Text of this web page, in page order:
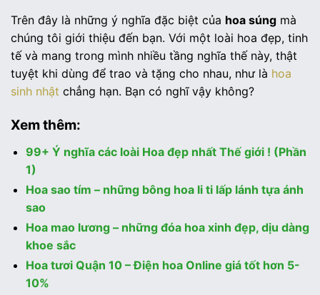
Trên đây là những ý nghĩa đặc biệt của hoa súng mà
chúng tôi giới thiệu đến bạn. Với một loài hoa đẹp, tinh
tế và mang trong mình nhiều tầng nghĩa thế này, thật
tuyệt khi dùng để trao và tặng cho nhau, như là hoa
sinh nhật chẳng hạn. Bạn có nghĩ vậy không?
Xem thêm:
99+ Ý nghĩa các loài Hoa đẹp nhất Thế giới ! (Phần
1)
Hoa sao tím – những bông hoa li ti lấp lánh tựa ánh
sao
Hoa mao lương – những đóa hoa xinh đẹp, dịu dàng
khoe sắc
Hoa tươi Quận 10 – Điện hoa Online giá tốt hơn 5-
10%